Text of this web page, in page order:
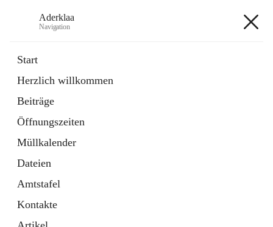
Aderklaa
Navigation
Start
Herzlich willkommen
Beiträge
Öffnungszeiten
Müllkalender
Dateien
Amtstafel
Kontakte
6 Schnellzugriffe
Gemeinde
3 Schnellzugriffe